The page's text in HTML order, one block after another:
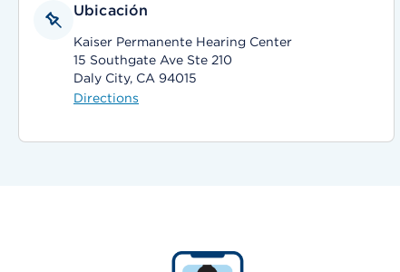
Ubicación
Kaiser Permanente Hearing Center
15 Southgate Ave Ste 210
Daly City, CA 94015
Directions